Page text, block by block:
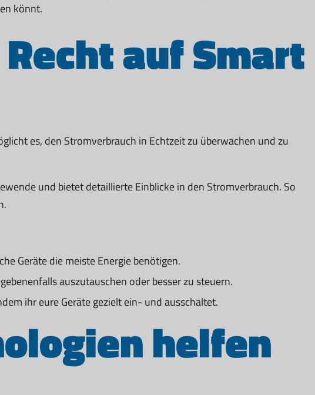
könnt.
auf Smart
es, den Stromverbrauch in Echtzeit zu überwachen und zu
und bietet detaillierte Einblicke in den Stromverbrauch. So
Geräte die meiste Energie benötigen.
auszutauschen oder besser zu steuern.
ihr eure Geräte gezielt ein- und ausschaltet.
helfen